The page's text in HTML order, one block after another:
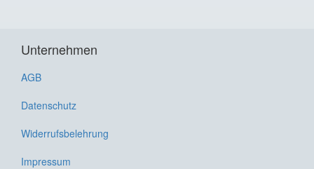
Unternehmen
AGB
Datenschutz
Widerrufsbelehrung
Impressum